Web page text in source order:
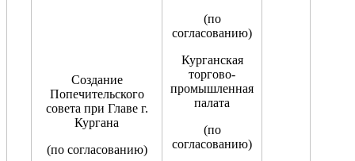
Создание
Попечительского
совета при Главе г.
Кургана
(по согласованию)
(по
согласованию)
Курганская
торгово-
промышленная
палата
(по
согласованию)